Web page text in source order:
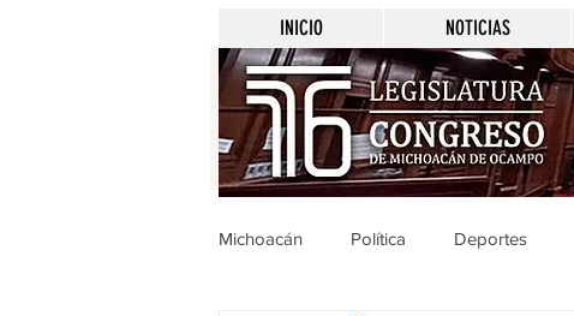
INICIO NOTICIAS
Michoacán Política Deportes